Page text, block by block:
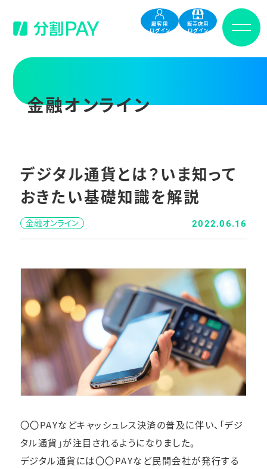
顧客用
ログイン
販売店用
ログイン
金融オンライン
デジタル通貨とは？いま知って
おきたい基礎知識を解説
金融オンライン 2022.06.16
〇〇PAYなどキャッシュレス決済の普及に伴い、「デジ
タル通貨」が注目されるようになりました。
デジタル通貨には〇〇PAYなど民間会社が発行する